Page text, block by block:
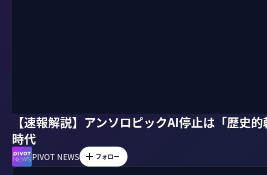
【速報解説】アンソロピックAI停止は「歴史
時代
PIVOT NEWS フォロー